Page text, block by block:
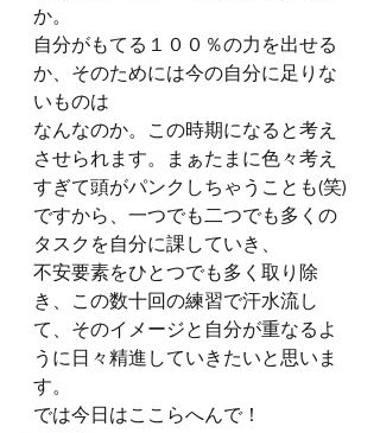
か。
自分がもてる１００％の力を出せる
か、そのためには今の自分に足りな
いものは
なんなのか。この時期になると考え
させられます。まぁたまに色々考え
すぎて頭がパンクしちゃうことも(笑)
ですから、一つでも二つでも多くの
タスクを自分に課していき、
不安要素をひとつでも多く取り除
き、この数十回の練習で汗水流し
て、そのイメージと自分が重なるよ
うに日々精進していきたいと思いま
す。
では今日はここらへんで！